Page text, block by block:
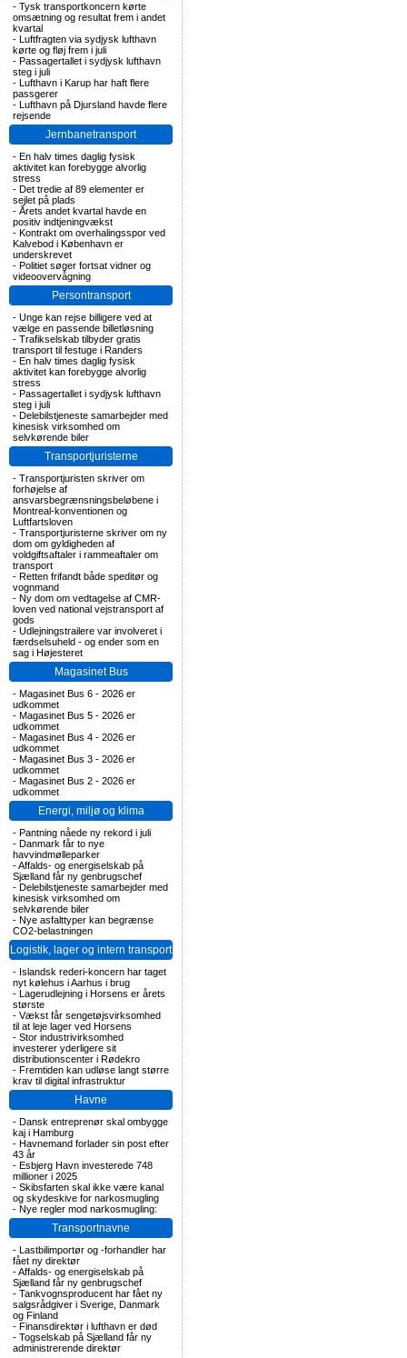
- Tysk transportkoncern kørte
omsætning og resultat frem i andet
kvartal
- Luftfragten via sydjysk lufthavn
kørte og fløj frem i juli
- Passagertallet i sydjysk lufthavn
steg i juli
- Lufthavn i Karup har haft flere
passgerer
- Lufthavn på Djursland havde flere
rejsende
Jernbanetransport
- En halv times daglig fysisk
aktivitet kan forebygge alvorlig
stress
- Det tredie af 89 elementer er
sejlet på plads
- Årets andet kvartal havde en
positiv indtjeningvækst
- Kontrakt om overhalingsspor ved
Kalvebod i København er
underskrevet
- Politiet søger fortsat vidner og
videoovervågning
Persontransport
- Unge kan rejse billigere ved at
vælge en passende billetløsning
- Trafikselskab tilbyder gratis
transport til festuge i Randers
- En halv times daglig fysisk
aktivitet kan forebygge alvorlig
stress
- Passagertallet i sydjysk lufthavn
steg i juli
- Delebilstjeneste samarbejder med
kinesisk virksomhed om
selvkørende biler
Transportjuristerne
- Transportjuristen skriver om
forhøjelse af
ansvarsbegrænsningsbeløbene i
Montreal-konventionen og
Luftfartsloven
- Transportjuristerne skriver om ny
dom om gyldigheden af
voldgiftsaftaler i rammeaftaler om
transport
- Retten frifandt både speditør og
vognmand
- Ny dom om vedtagelse af CMR-
loven ved national vejstransport af
gods
- Udlejningstrailere var involveret i
færdselsuheld - og ender som en
sag i Højesteret
Magasinet Bus
- Magasinet Bus 6 - 2026 er
udkommet
- Magasinet Bus 5 - 2026 er
udkommet
- Magasinet Bus 4 - 2026 er
udkommet
- Magasinet Bus 3 - 2026 er
udkommet
- Magasinet Bus 2 - 2026 er
udkommet
Energi, miljø og klima
- Pantning nåede ny rekord i juli
- Danmark får to nye
havvindmølleparker
-Affalds- og energiselskab på
Sjælland får ny genbrugschef
- Delebilstjeneste samarbejder med
kinesisk virksomhed om
selvkørende biler
- Nye asfalttyper kan begrænse
CO2-belastningen
Logistik, lager og intern transport
- Islandsk rederi-koncern har taget
nyt kølehus i Aarhus i brug
- Lagerudlejning i Horsens er årets
største
- Vækst får sengetøjsvirksomhed
til at leje lager ved Horsens
- Stor industrivirksomhed
investerer yderligere sit
distributionscenter i Rødekro
- Fremtiden kan udløse langt større
krav til digital infrastruktur
Havne
- Dansk entreprenør skal ombygge
kaj i Hamburg
- Havnemand forlader sin post efter
43 år
- Esbjerg Havn investerede 748
millioner i 2025
- Skibsfarten skal ikke være kanal
og skydeskive for narkosmugling
- Nye regler mod narkosmugling:
Transportnavne
- Lastbilimportør og -forhandler har
fået ny direktør
-Affalds- og energiselskab på
Sjælland får ny genbrugschef
- Tankvognsproducent har fået ny
salgsrådgiver i Sverige, Danmark
og Finland
- Finansdirektør i lufthavn er død
- Togselskab på Sjælland får ny
administrerende direktør